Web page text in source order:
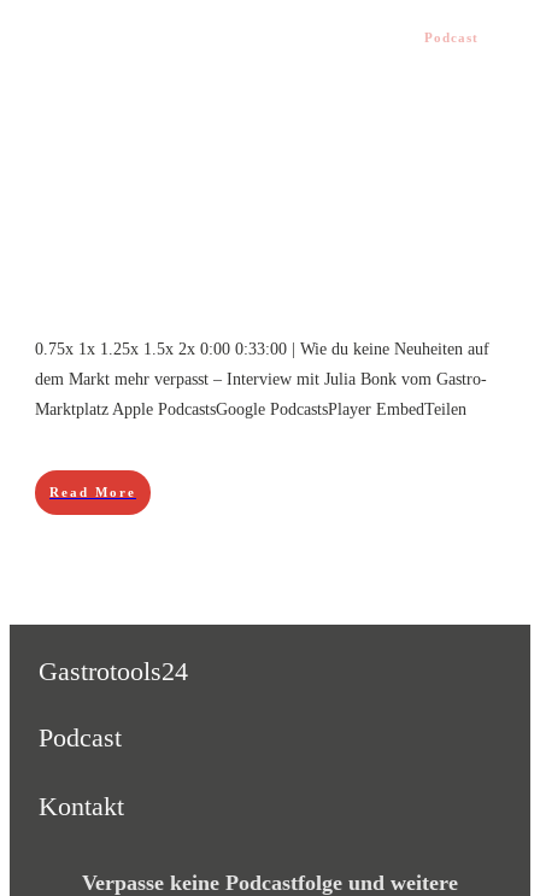
Podcast
0.75x 1x 1.25x 1.5x 2x 0:00 0:33:00 | Wie du keine Neuheiten auf
dem Markt mehr verpasst – Interview mit Julia Bonk vom Gastro-
Marktplatz Apple PodcastsGoogle PodcastsPlayer EmbedTeilen
Read More
Gastrotools24
Podcast
Kontakt
Verpasse keine Podcastfolge und weitere